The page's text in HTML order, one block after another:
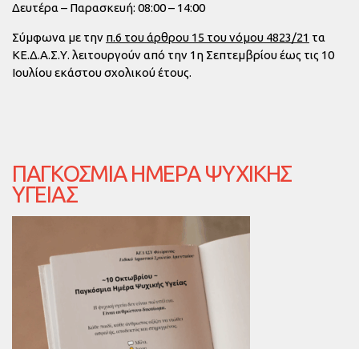
Δευτέρα – Παρασκευή: 08:00 – 14:00
Σύμφωνα με την π.6 του άρθρου 15 του νόμου 4823/21 τα
ΚΕ.Δ.Α.Σ.Υ. λειτουργούν από την 1η Σεπτεμβρίου έως τις 10
Ιουλίουεκάστου σχολικού έτους.
ΠΑΓΚΌΣΜΙΑ ΗΜΈΡΑ ΨΥΧΙΚΉΣ
ΥΓΕΊΑΣ